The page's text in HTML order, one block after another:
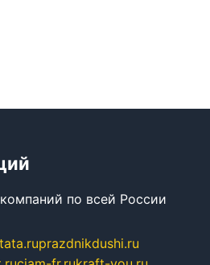
по всей России
prazdnikdushi.ru